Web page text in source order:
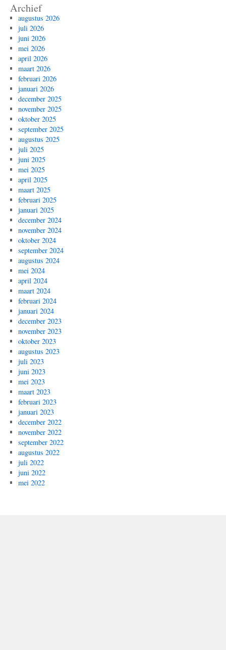
Archief
augustus 2026
juli 2026
juni 2026
mei 2026
april 2026
maart 2026
februari 2026
januari 2026
december 2025
november 2025
oktober 2025
september 2025
augustus 2025
juli 2025
juni 2025
mei 2025
april 2025
maart 2025
februari 2025
januari 2025
december 2024
november 2024
oktober 2024
september 2024
augustus 2024
mei 2024
april 2024
maart 2024
februari 2024
januari 2024
december 2023
november 2023
oktober 2023
augustus 2023
juli 2023
juni 2023
mei 2023
maart 2023
februari 2023
januari 2023
december 2022
november 2022
september 2022
augustus 2022
juli 2022
juni 2022
mei 2022